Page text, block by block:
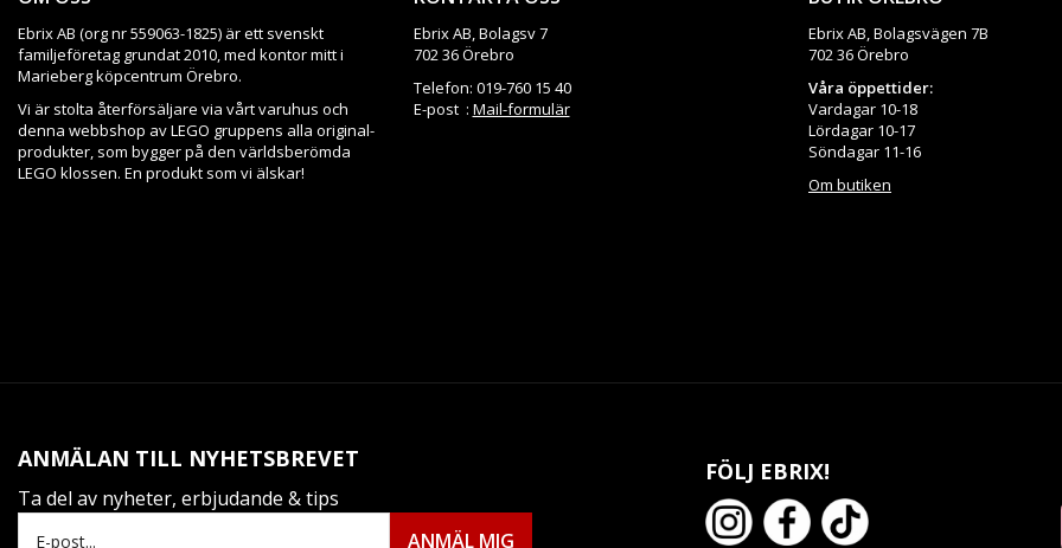
Ebrix AB (org nr 559063-1825) är ett svenskt
familjeföretag grundat 2010, med kontor mitt i
Marieberg köpcentrum Örebro.
Vi är stolta återförsäljare via vårt varuhus och
denna webbshop av LEGO gruppens alla original-
produkter, som bygger på den världsberömda
LEGO klossen. En produkt som vi älskar!
Ebrix AB, Bolagsv 7
702 36 Örebro
Telefon: 019-760 15 40
E-post : Mail-formulär
Ebrix AB, Bolagsvägen 7B
702 36 Örebro
Våra öppettider:
Vardagar 10-18
Lördagar 10-17
Söndagar 11-16
Om butiken
ANMÄLAN TILL NYHETSBREVET
Ta del av nyheter, erbjudande & tips
FÖLJ EBRIX!